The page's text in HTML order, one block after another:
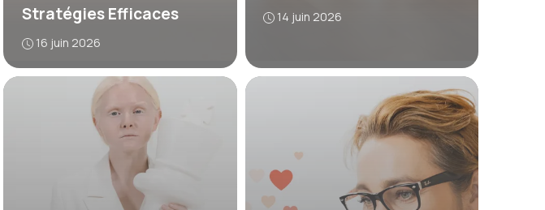
Stratégies Efficaces
16 juin 2026
14 juin 2026